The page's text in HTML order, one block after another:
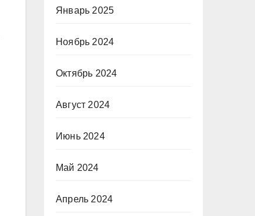
Январь 2025
Ноябрь 2024
Октябрь 2024
Август 2024
Июнь 2024
Май 2024
Апрель 2024